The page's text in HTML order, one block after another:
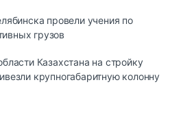
провели учения по
грузов
Казахстана на стройку
крупногабаритную колонну